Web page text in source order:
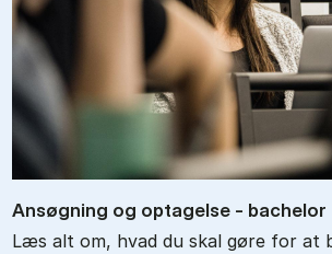
An­søg­ning og op­ta­gel­se - ba­chel­or
Læs alt om, hvad du skal gøre for at